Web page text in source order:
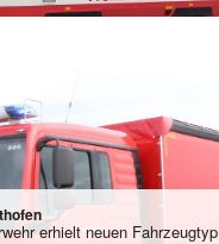
erhielt neuen Fahrzeugtyp